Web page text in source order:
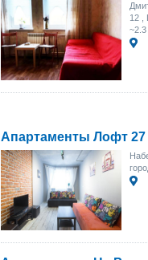
12 ,
Апартаменты Лофт 27